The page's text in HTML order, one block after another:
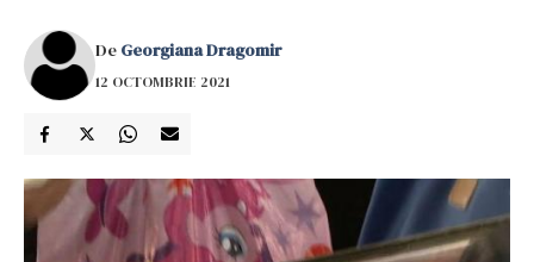
De Georgiana Dragomir
12 OCTOMBRIE 2021